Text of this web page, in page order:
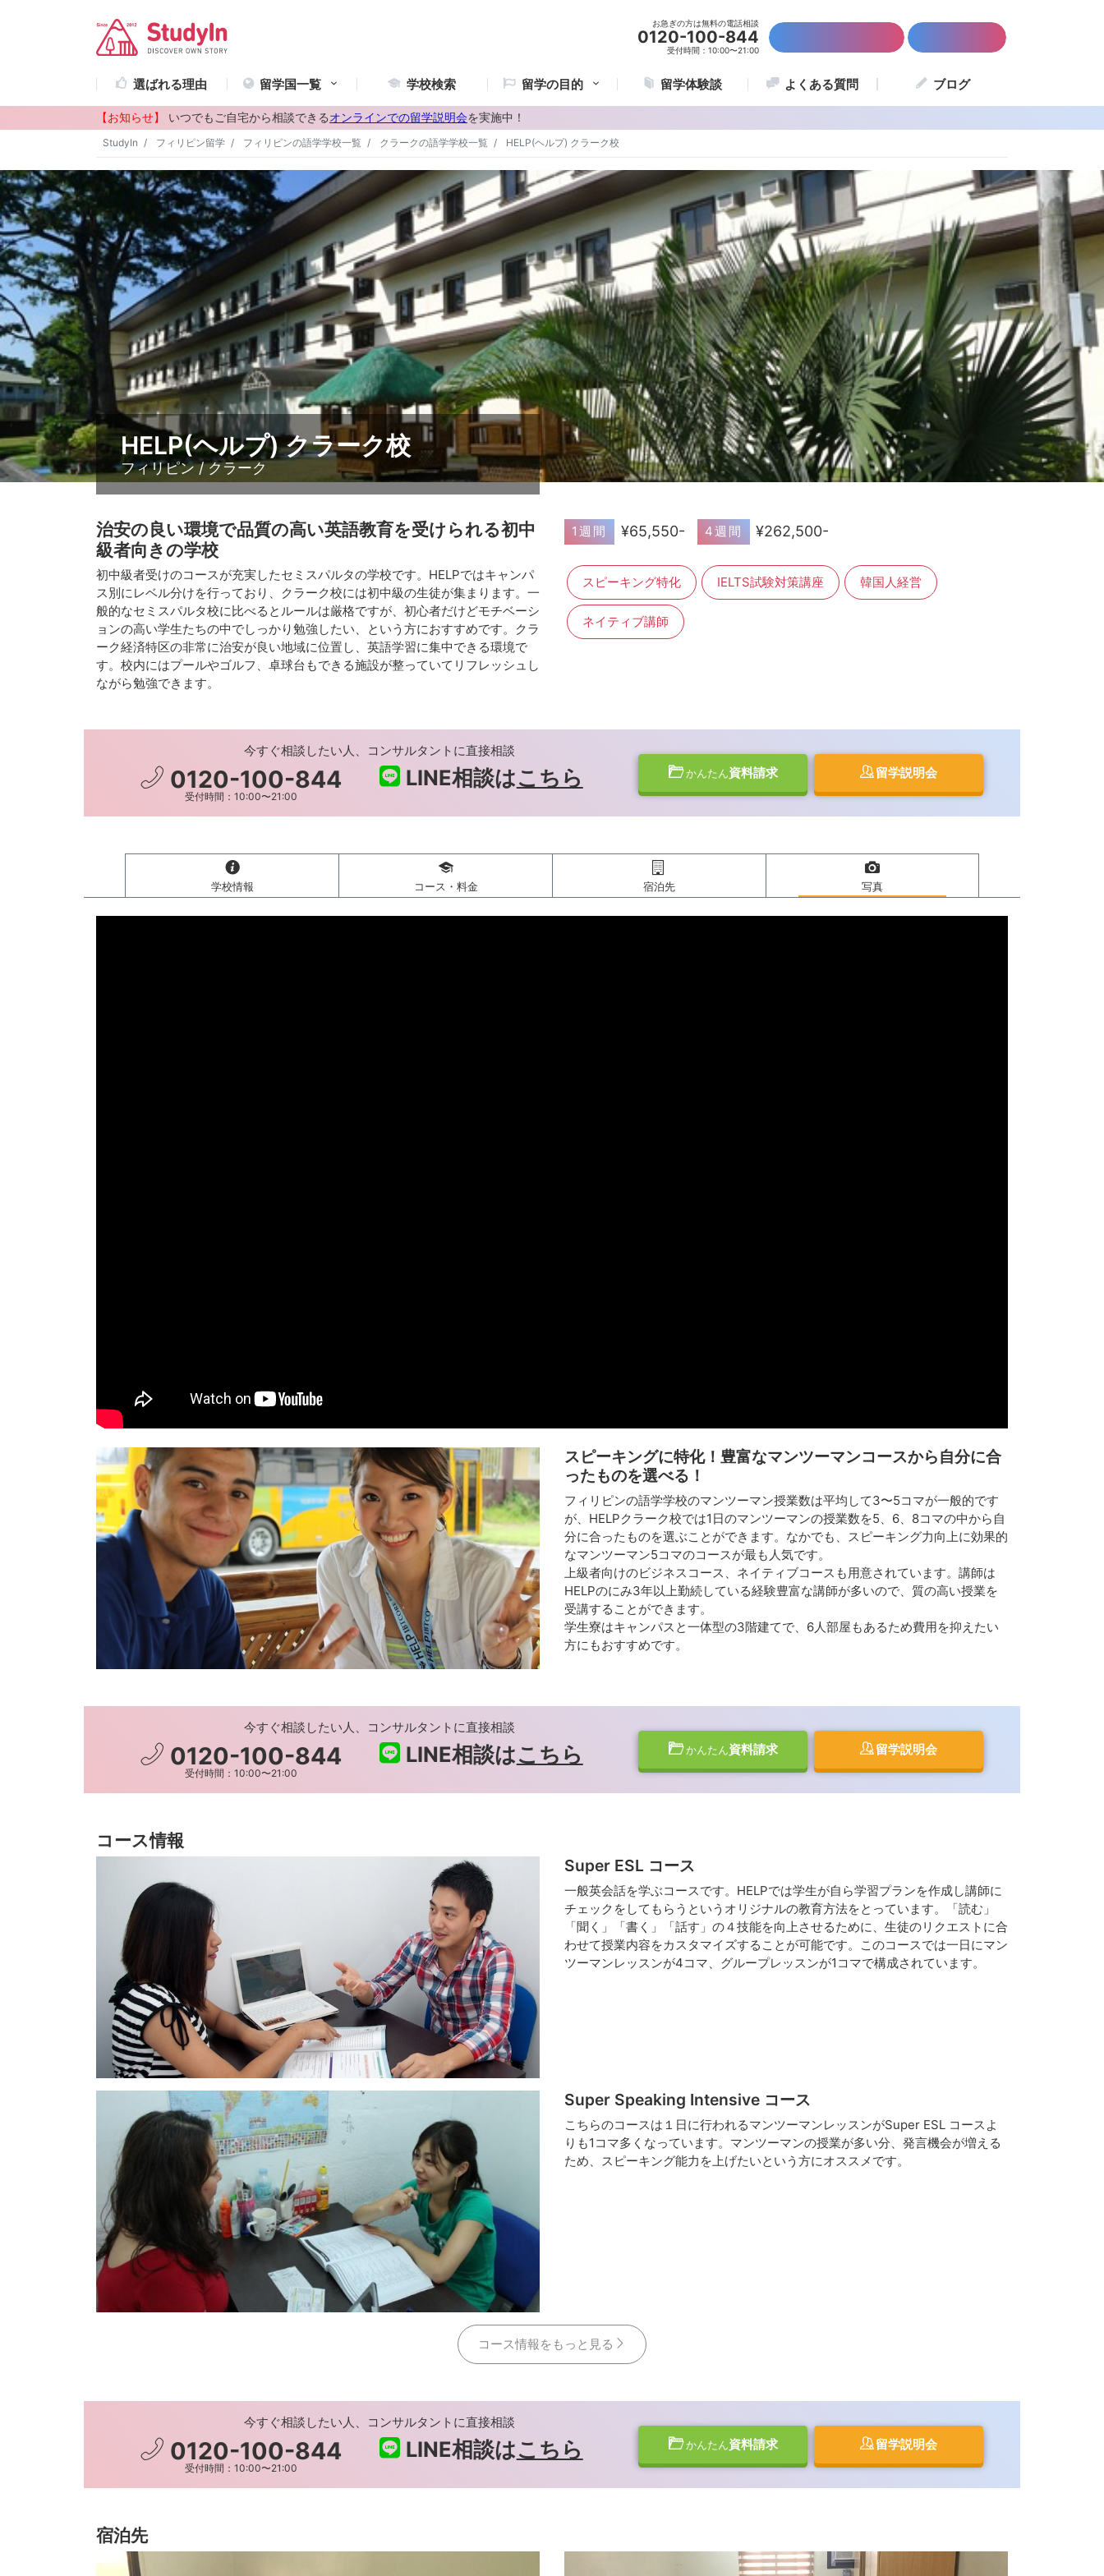
お急ぎの方は無料の電話相談
0120-100-844
受付時間：10:00〜21:00
選ばれる理由 留学国一覧 学校検索 留学の目的 留学体験談 よくある質問 ブログ
【お知らせ】 いつでもご自宅から相談できるオンラインでの留学説明会を実施中！
StudyIn フィリピン留学 フィリピンの語学学校一覧 クラークの語学学校一覧 HELP(ヘルプ) クラーク校
HELP(ヘルプ) クラーク校
フィリピン / クラーク
治安の良い環境で品質の高い英語教育を受けられる初中
級者向きの学校
初中級者受けのコースが充実したセミスパルタの学校です。HELPではキャンパ
ス別にレベル分けを行っており、クラーク校には初中級の生徒が集まります。一
般的なセミスパルタ校に比べるとルールは厳格ですが、初心者だけどモチベーシ
ョンの高い学生たちの中でしっかり勉強したい、という方におすすめです。クラ
ーク経済特区の非常に治安が良い地域に位置し、英語学習に集中できる環境で
す。校内にはプールやゴルフ、卓球台もできる施設が整っていてリフレッシュし
ながら勉強できます。
1週間 ¥65,550- 4週間 ¥262,500-
スピーキング特化 IELTS試験対策講座 韓国人経営
ネイティブ講師
かんたん資料請求 留学説明会
今すぐ相談したい人、コンサルタントに直接相談
0120-100-844
受付時間：10:00〜21:00
LINE相談はこちら
学校情報 コース・料金 宿泊先 写真
スピーキングに特化！豊富なマンツーマンコースから自分に合
ったものを選べる！
フィリピンの語学学校のマンツーマン授業数は平均して3〜5コマが一般的です
が、HELPクラーク校では1日のマンツーマンの授業数を5、6、8コマの中から自
分に合ったものを選ぶことができます。なかでも、スピーキング力向上に効果的
なマンツーマン5コマのコースが最も人気です。
上級者向けのビジネスコース、ネイティブコースも用意されています。講師は
HELPのにみ3年以上勤続している経験豊富な講師が多いので、質の高い授業を
受講することができます。
学生寮はキャンパスと一体型の3階建てで、6人部屋もあるため費用を抑えたい
方にもおすすめです。
かんたん資料請求 留学説明会
今すぐ相談したい人、コンサルタントに直接相談
0120-100-844
受付時間：10:00〜21:00
LINE相談はこちら
コース情報
Super ESL コース
一般英会話を学ぶコースです。HELPでは学生が自ら学習プランを作成し講師に
チェックをしてもらうというオリジナルの教育方法をとっています。「読む」
「聞く」「書く」「話す」の４技能を向上させるために、生徒のリクエストに合
わせて授業内容をカスタマイズすることが可能です。このコースでは一日にマン
ツーマンレッスンが4コマ、グループレッスンが1コマで構成されています。
Super Speaking Intensive コース
こちらのコースは１日に行われるマンツーマンレッスンがSuper ESL コースよ
りも1コマ多くなっています。マンツーマンの授業が多い分、発言機会が増える
ため、スピーキング能力を上げたいという方にオススメです。
コース情報をもっと見る
かんたん資料請求 留学説明会
今すぐ相談したい人、コンサルタントに直接相談
0120-100-844
受付時間：10:00〜21:00
LINE相談はこちら
宿泊先